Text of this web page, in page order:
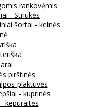
rankovėmis
- Striukės
šortai - kelnės
pirštinės
plaktuvės
- kuprinės
kepuraitės